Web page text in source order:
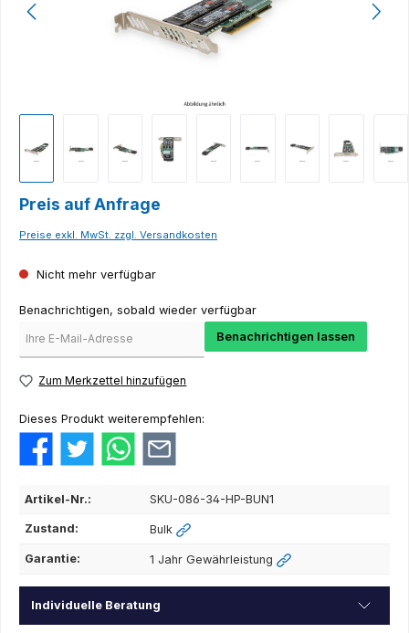
Preis auf Anfrage
Preise exkl. MwSt. zzgl. Versandkosten
Nicht mehr verfügbar
Benachrichtigen, sobald wieder verfügbar
Benachrichtigen lassen
Zum Merkzettel hinzufügen
Dieses Produkt weiterempfehlen:
Artikel-Nr.: SKU-086-34-HP-BUN1
Zustand: Bulk
Garantie: 1 Jahr Gewährleistung
Individuelle Beratung